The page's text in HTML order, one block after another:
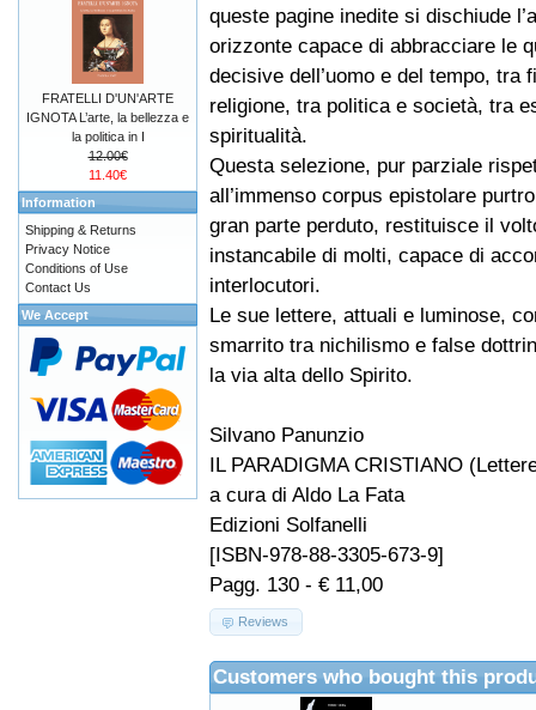
queste pagine inedite si dischiude
orizzonte capace di abbracciare le
decisive dell’uomo e del tempo, tra
religione, tra politica e società, tra
spiritualità.
Questa selezione, pur parziale
all’immenso corpus epistolare
gran parte perduto, restituisce il
instancabile di molti, capace di
interlocutori.
Le sue lettere, attuali e luminose,
smarrito tra nichilismo e false
la via alta dello Spirito.
Silvano Panunzio
IL PARADIGMA CRISTIANO
a cura di Aldo La Fata
Edizioni Solfanelli
[ISBN-978-88-3305-673-9]
Pagg. 130 - € 11,00
Reviews
Customers who bought this
FRATELLI D'UN'ARTE
IGNOTA L’arte, la bellezza e
la politica in I
12.00€
11.40€
Information
Shipping & Returns
Privacy Notice
Conditions of Use
Contact Us
We Accept